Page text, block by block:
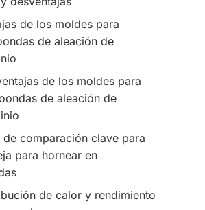
de los moldes para
de aleación de
de los moldes para
de aleación de
de comparación clave para
para hornear en
de calor y rendimiento